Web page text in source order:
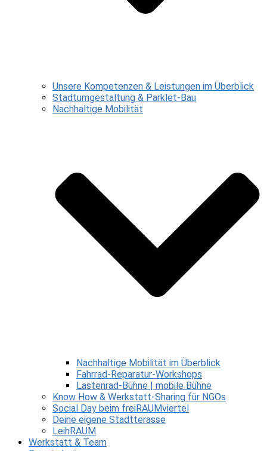
Unsere Kompetenzen & Leistungen im Überblick
Stadtumgestaltung & Parklet-Bau
Nachhaltige Mobilität
Nachhaltige Mobilität im Überblick
Fahrrad-Reparatur-Workshops
Lastenrad-Bühne | mobile Bühne
Know How & Werkstatt-Sharing für NGOs
Social Day beim freiRAUMviertel
Deine eigene Stadtterasse
LeihRAUM
Werkstatt & Team